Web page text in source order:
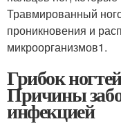
Травмированный
проникновения и
микроорганизмов1.
Грибок
Причины
инфекцией